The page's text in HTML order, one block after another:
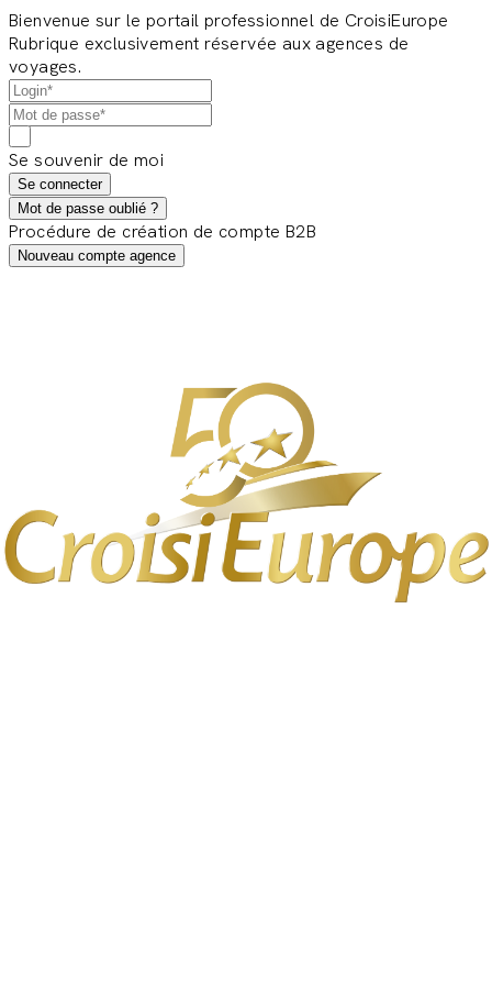
Bienvenue sur le portail professionnel de CroisiEurope
Rubrique exclusivement réservée aux agences de
voyages.
Se souvenir de moi
Se connecter
Mot de passe oublié ?
Procédure de création de compte B2B
Nouveau compte agence